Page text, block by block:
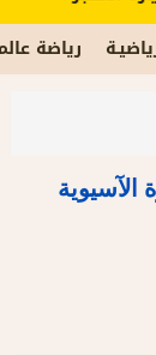
رياضة